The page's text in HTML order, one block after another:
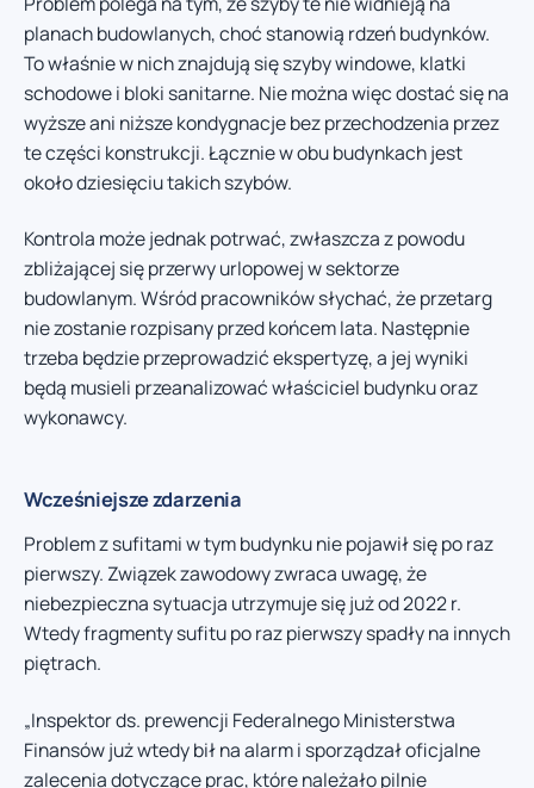
planach budowlanych, choć stanowią rdzeń budynków.
To właśnie w nich znajdują się szyby windowe, klatki
schodowe i bloki sanitarne. Nie można więc dostać się na
wyższe ani niższe kondygnacje bez przechodzenia przez
te części konstrukcji. Łącznie w obu budynkach jest
około dziesięciu takich szybów.
Kontrola może jednak potrwać, zwłaszcza z powodu
zbliżającej się przerwy urlopowej w sektorze
budowlanym. Wśród pracowników słychać, że przetarg
nie zostanie rozpisany przed końcem lata. Następnie
trzeba będzie przeprowadzić ekspertyzę, a jej wyniki
będą musieli przeanalizować właściciel budynku oraz
wykonawcy.
Wcześniejsze zdarzenia
Problem z sufitami w tym budynku nie pojawił się po raz
pierwszy. Związek zawodowy zwraca uwagę, że
niebezpieczna sytuacja utrzymuje się już od 2022 r.
Wtedy fragmenty sufitu po raz pierwszy spadły na innych
piętrach.
„Inspektor ds. prewencji Federalnego Ministerstwa
Finansów już wtedy bił na alarm i sporządzał oficjalne
zalecenia dotyczące prac, które należało pilnie